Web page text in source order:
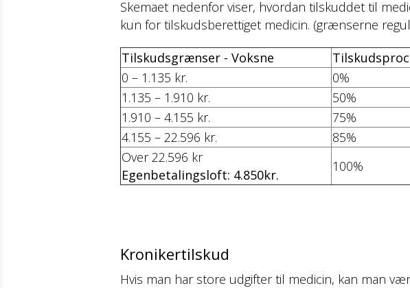
Skemaet nedenfor viser, hvordan tilskuddet til
kun for tilskudsberettiget medicin. (grænserne
Tilskudsgrænser - Voksne
0 – 1.135 kr.
0%
1.135 – 1.910 kr.
50%
1.910 – 4.155 kr.
75%
4.155 – 22.596 kr.
85%
Over 22.596 kr
Egenbetalingsloft: 4.850kr.
100%
Kronikertilskud
Hvis man har store udgifter til medicin, kan man